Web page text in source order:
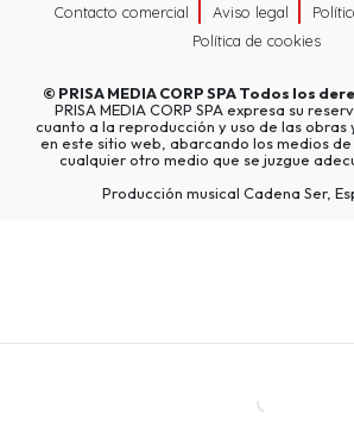
Contacto comercial Aviso legal
Política de cookies
© PRISA MEDIA CORP SPATodos los
PRISA MEDIA CORP SPA expresa su
cuanto a la reproducción y uso de las obras
en este sitio web, abarcando los medios
cualquier otro medio que se juzgue
Producción musical Cadena Ser,